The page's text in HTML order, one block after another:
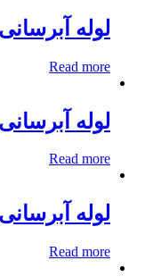
لوله آبرسانی 12.1*250
Read more
لوله آبرسانی 2.3*75
Read more
لوله آبرسانی 2.4*50
Read more